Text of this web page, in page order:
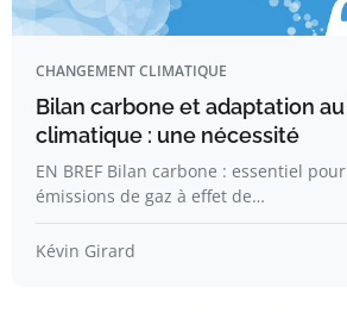
CHANGEMENT CLIMATIQUE
Bilan carbone et adaptation
climatique : une nécessité
EN BREF Bilan carbone : essentiel
émissions de gaz à effet de…
Kévin Girard